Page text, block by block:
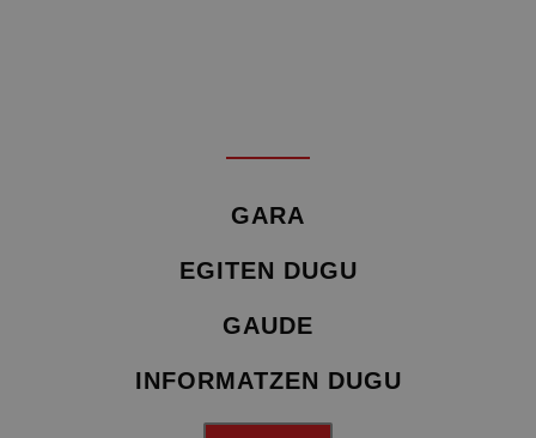
GARA
EGITEN DUGU
GAUDE
INFORMATZEN DUGU